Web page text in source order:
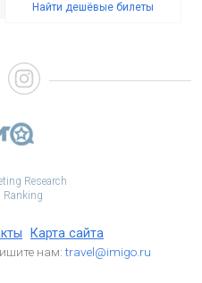
Найти дешёвые билеты
Research
Ranking
Карта сайта
нам:travel@imigo.ru